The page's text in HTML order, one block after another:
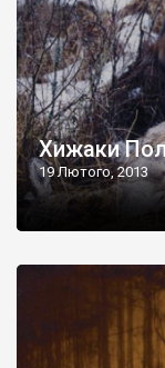
Хижаки
19 Лютого, 2013